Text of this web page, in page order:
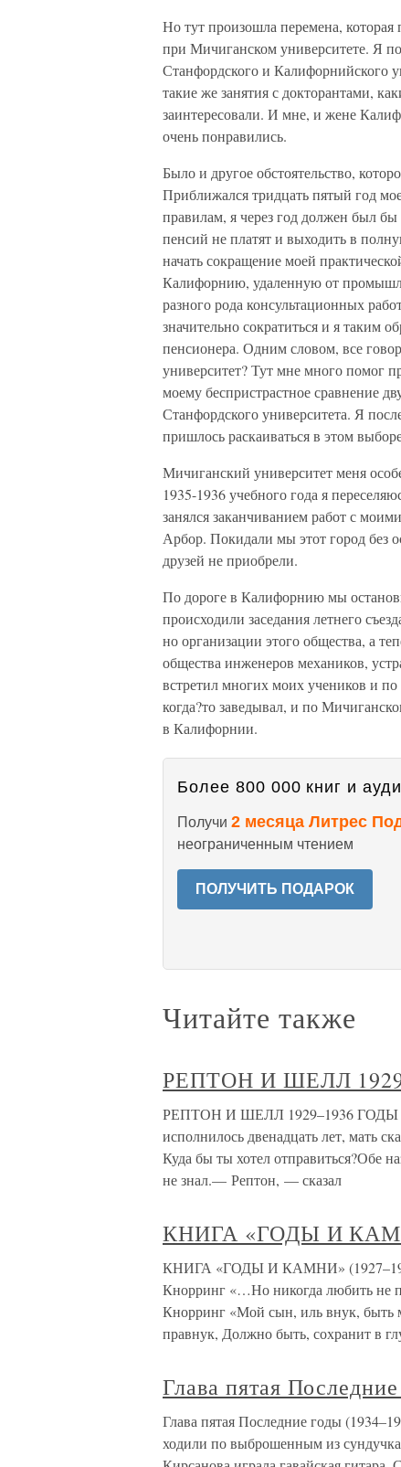
Но тут произошла перемена,
при Мичиганском университете. Я
Станфордского и Калифорнийского
такие же занятия с докторантами,
заинтересовали. И мне, и жене
очень понравились.
Было и другое обстоятельство,
Приближался тридцать пятый год
правилам, я через год должен был
пенсий не платят и выходить в
начать сокращение моей
Калифорнию, удаленную от
разного рода консультационных
значительно сократиться и я таким
пенсионера. Одним словом, все
университет? Тут мне много помог
моему беспристрастное сравнение
Станфордского университета. Я
пришлось раскаиваться в этом
Мичиганский университет меня
1935-1936 учебного года я
занялся заканчиванием работ с
Арбор. Покидали мы этот город без
друзей не приобрели.
По дороге в Калифорнию мы
происходили заседания летнего
но организации этого общества, а
общества инженеров механиков,
встретил многих моих учеников и
когда?то заведывал, и по
в Калифорнии.
Более 800 000 книг и
Получи 2 месяца Литрес
неограниченным чтением
ПОЛУЧИТЬ ПОДАРОК
Читайте также
РЕПТОН И ШЕЛЛ
РЕПТОН И ШЕЛЛ 1929–1936 ГОДЫ
исполнилось двенадцать лет, мать
Куда бы ты хотел отправиться?Обе
не знал.— Рептон, — сказал
КНИГА «ГОДЫ И
КНИГА «ГОДЫ И КАМНИ»
Кнорринг «…Но никогда любить не
Кнорринг «Мой сын, иль внук,
правнук, Должно быть, сохранит в
Глава пятая
Глава пятая Последние годы
ходили по выброшенным из